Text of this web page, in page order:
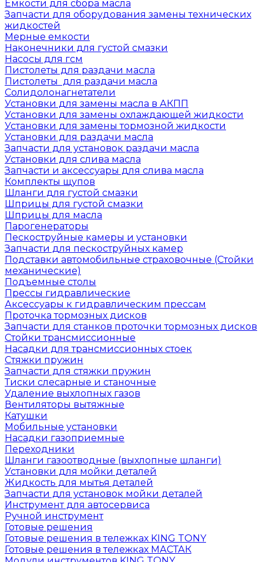
Емкости для сбора масла
Запчасти для оборудования замены технических
жидкостей
Мерные емкости
Наконечники для густой смазки
Насосы для гсм
Пистолеты для раздачи масла
Пистолеты для раздачи масла
Солидолонагнетатели
Установки для замены масла в АКПП
Установки для замены охлаждающей жидкости
Установки для замены тормозной жидкости
Установки для раздачи масла
Запчасти для установок раздачи масла
Установки для слива масла
Запчасти и аксессуары для слива масла
Комплекты щупов
Шланги для густой смазки
Шприцы для густой смазки
Шприцы для масла
Парогенераторы
Пескоструйные камеры и установки
Запчасти для пескоструйных камер
Подставки автомобильные страховочные (Стойки
механические)
Подъемные столы
Прессы гидравлические
Аксессуары к гидравлическим прессам
Проточка тормозных дисков
Запчасти для станков проточки тормозных дисков
Стойки трансмиссионные
Насадки для трансмиссионных стоек
Стяжки пружин
Запчасти для стяжки пружин
Тиски слесарные и станочные
Удаление выхлопных газов
Вентиляторы вытяжные
Катушки
Мобильные установки
Насадки газоприемные
Переходники
Шланги газоотводные (выхлопные шланги)
Установки для мойки деталей
Жидкость для мытья деталей
Запчасти для установок мойки деталей
Инструмент для автосервиса
Ручной инструмент
Готовые решения
Готовые решения в тележках KING TONY
Готовые решения в тележках МАСТАК